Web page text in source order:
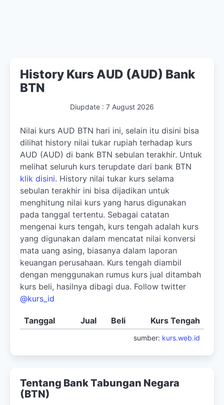
History Kurs AUD (AUD) Bank
BTN
Diupdate : 7 August 2026
Nilai kurs AUD BTN hari ini, selain itu disini bisa
dilihat history nilai tukar rupiah terhadap kurs
AUD (AUD) di bank BTN sebulan terakhir. Untuk
melihat seluruh kurs terupdate dari bank BTN
klik disini. History nilai tukar kurs selama
sebulan terakhir ini bisa dijadikan untuk
menghitung nilai kurs yang harus digunakan
pada tanggal tertentu. Sebagai catatan
mengenai kurs tengah, kurs tengah adalah kurs
yang digunakan dalam mencatat nilai konversi
mata uang asing, biasanya dalam laporan
keuangan perusahaan. Kurs tengah diambil
dengan menggunakan rumus kurs jual ditambah
kurs beli, hasilnya dibagi dua. Follow twitter
@kurs_id
Tanggal Jual Beli Kurs Tengah
sumber: kurs.web.id
Tentang Bank Tabungan Negara
(BTN)